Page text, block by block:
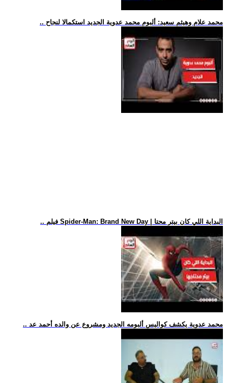
.. محمد علام وهيثم سعيد: ألبوم محمد عدوية الجديد استكمالا لنجاح
.. فيلم Spider-Man: Brand New Day | البداية اللي كان بيتر محتا
.. محمد عدوية يكشف كواليس ألبومه الجديد ومشروع عن والده أحمد عد